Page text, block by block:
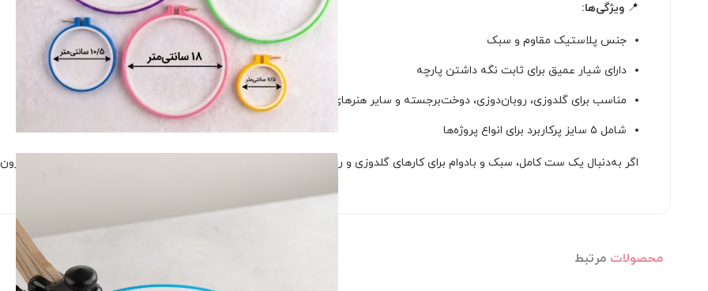
📍 ویژگی‌ها:
جنس پلاستیک مقاوم و سبک
دارای شیار عمیق برای ثابت نگه داشتن پارچه
مناسب برای گلدوزی، روبان‌دوزی، دوخت‌برجسته و سایر هنرهای دوخت
شامل ۵ سایز پرکاربرد برای انواع پروژه‌ها
اگر به‌دنبال یک ست کامل، سبک و بادوام برای کارهای گلدوزی و روبان‌دوزی هستید، انتخابی حرفه‌ای و
محصولات مرتبط